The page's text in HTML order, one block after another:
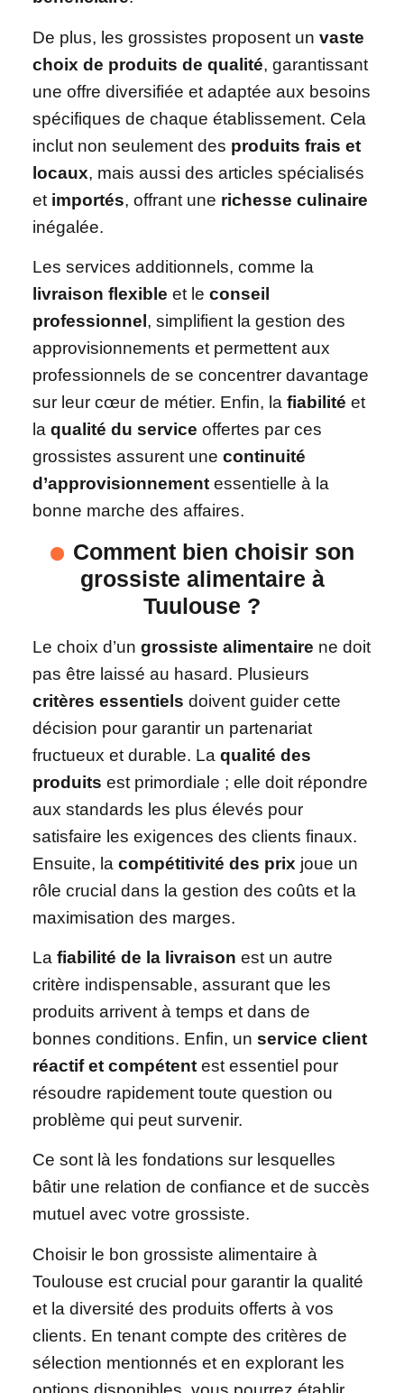
De plus, les grossistes proposent un vaste
choix de produits de qualité, garantissant
une offre diversifiée et adaptée aux besoins
spécifiques de chaque établissement. Cela
inclut non seulement des produits frais et
locaux, mais aussi des articles spécialisés
et importés, offrant une richesse culinaire
inégalée.
Les services additionnels, comme la
livraison flexible et le conseil
professionnel , simplifient la gestion des
approvisionnements et permettent aux
professionnels de se concentrer davantage
sur leur cœur de métier. Enfin, la fiabilité et
la qualité du service offertes par ces
grossistes assurent une continuité
d’approvisionnement essentielle à la
bonne marche des affaires.
Comment bien choisir son
grossiste alimentaire à
Tuulouse ?
Le choix d’un grossiste alimentaire ne doit
pas être laissé au hasard. Plusieurs
critères essentiels doivent guider cette
décision pour garantir un partenariat
fructueux et durable. La qualité des
produits est primordiale ; elle doit répondre
aux standards les plus élevés pour
satisfaire les exigences des clients finaux.
Ensuite, la compétitivité des prix joue un
rôle crucial dans la gestion des coûts et la
maximisation des marges.
La fiabilité de la livraison est un autre
critère indispensable, assurant que les
produits arrivent à temps et dans de
bonnes conditions. Enfin, un service client
réactif et compétent est essentiel pour
résoudre rapidement toute question ou
problème qui peut survenir.
Ce sont là les fondations sur lesquelles
bâtir une relation de confiance et de succès
mutuel avec votre grossiste.
Choisir le bon grossiste alimentaire à
Toulouse est crucial pour garantir la qualité
et la diversité des produits offerts à vos
clients. En tenant compte des critères de
sélection mentionnés et en explorant les